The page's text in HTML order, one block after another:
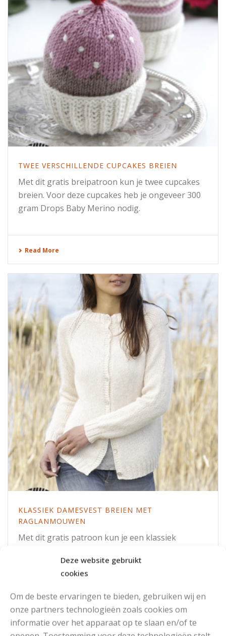
Deze website gebruikt
cookies
Om de beste ervaringen te bieden, gebruiken wij en
onze partners technologieën zoals cookies om
informatie over het apparaat op te slaan en/of te
TWEE VERSCHILLENDE CUPCAKES BREIEN
Met dit gratis breipatroon kun je twee cupcakes
breien. Voor deze cupcakes heb je ongeveer 300
gram Drops Baby Merino nodig.
Read More
KLASSIEK DAMESVEST BREIEN MET
RAGLANMOUWEN
Met dit gratis patroon kun je een klassiek
mooi vest wat overal goed bij staat.
Read More